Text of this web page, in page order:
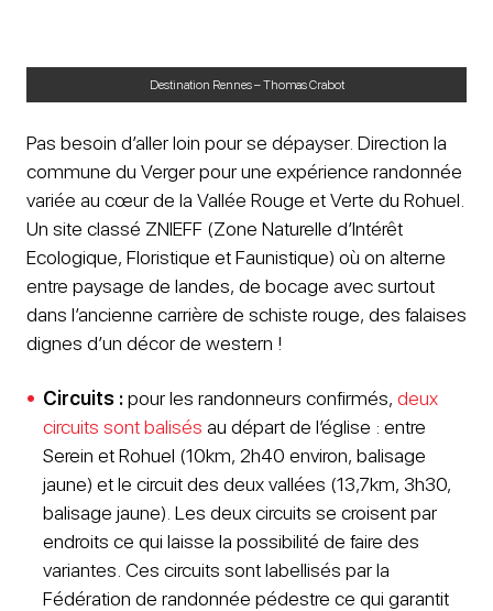
Destination Rennes – Thomas Crabot
Pas besoin d’aller loin pour se dépayser. Direction la
commune du Verger pour une expérience randonnée
variée au cœur de la Vallée Rouge et Verte du Rohuel.
Un site classé ZNIEFF (Zone Naturelle d’Intérêt
Ecologique, Floristique et Faunistique) où on alterne
entre paysage de landes, de bocage avec surtout
dans l’ancienne carrière de schiste rouge, des falaises
dignes d’un décor de western !
Circuits :pour les randonneurs confirmés, deux
circuits sont balisés au départ de l’église : entre
Serein et Rohuel (10km, 2h40 environ, balisage
jaune) et le circuit des deux vallées (13,7km, 3h30,
balisage jaune). Les deux circuits se croisent par
endroits ce qui laisse la possibilité de faire des
variantes. Ces circuits sont labellisés par la
Fédération de randonnée pédestre ce qui garantit